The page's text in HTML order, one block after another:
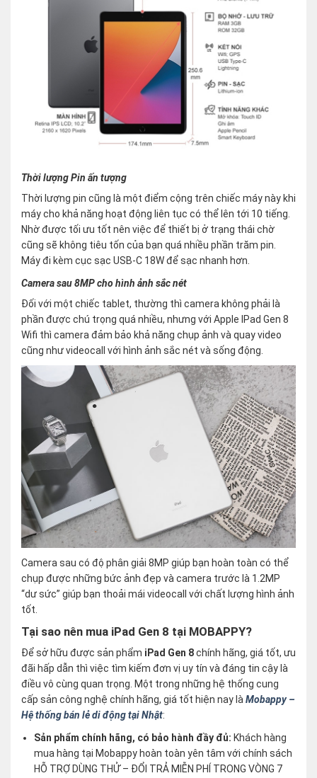
Thời lượng Pin ấn tượng
Thời lượng pin cũng là một điểm cộng trên chiếc máy này khi
máy cho khả năng hoạt động liên tục có thể lên tới 10 tiếng.
Nhờ được tối ưu tốt nên việc để thiết bị ở trạng thái chờ
cũng sẽ không tiêu tốn của bạn quá nhiều phần trăm pin.
Máy đi kèm cục sạc USB-C 18W để sạc nhanh hơn.
Camera sau 8MP cho hình ảnh sắc nét
Đối với một chiếc tablet, thường thì camera không phải là
phần được chú trọng quá nhiều, nhưng với Apple IPad Gen 8
Wifi thì camera đảm bảo khả năng chụp ảnh và quay video
cũng như videocall với hình ảnh sắc nét và sống động.
Camera sau có độ phân giải 8MP giúp bạn hoàn toàn có thể
chụp được những bức ảnh đẹp và camera trước là 1.2MP
“dư sức” giúp bạn thoải mái videocall với chất lượng hình ảnh
tốt.
Tại sao nên mua iPad Gen 8 tại MOBAPPY?
Để sở hữu được sản phẩm iPad Gen 8chính hãng, giá tốt, ưu
đãi hấp dẫn thì việc tìm kiếm đơn vị uy tín và đáng tin cậy là
điều vô cùng quan trọng. Một trong những hệ thống cung
cấp sản công nghệ chính hãng, giá tốt hiện nay làMobappy –
Hệ thống bán lẻ di động tại Nhật:
Sản phẩm chính hãng, có bảo hành đầy đủ: Khách hàng
mua hàng tại Mobappy hoàn toàn yên tâm với chính sách
HỖ TRỢ DÙNG THỬ – ĐỔI TRẢ MIỄN PHÍ TRONG VÒNG 7